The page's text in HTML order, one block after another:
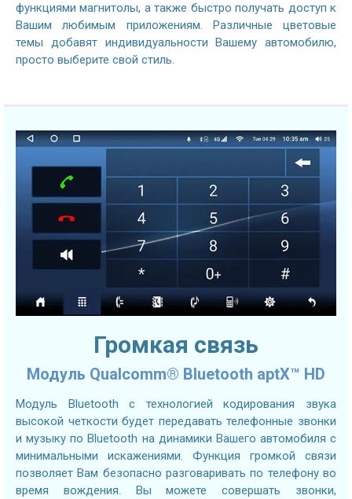
функциями магнитолы, а также быстро получать доступ к
Вашим любимым приложениям. Различные цветовые
темы добавят индивидуальности Вашему автомобилю,
просто выберите свой стиль.
Громкая связь
Модуль Qualcomm® Bluetooth aptX™ HD
Модуль Bluetooth с технологией кодирования звука
высокой четкости будет передавать телефонные звонки
и музыку по Bluetooth на динамики Вашего автомобиля с
минимальными искажениями. Функция громкой связи
позволяет Вам безопасно разговаривать по телефону во
время вождения. Вы можете совершать звонки,